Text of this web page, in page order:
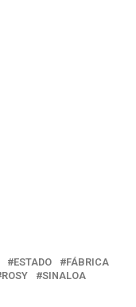
ESTADO
FÁBRICA
ROSY
SINALOA